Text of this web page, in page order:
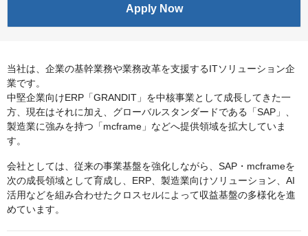
Apply Now
当社は、企業の基幹業務や業務改革を支援するITソリューション企
業です。
中堅企業向けERP「GRANDIT」を中核事業として成長してきた一
方、現在はそれに加え、グローバルスタンダードである「SAP」、
製造業に強みを持つ「mcframe」などへ提供領域を拡大していま
す。
会社としては、従来の事業基盤を強化しながら、SAP・mcframeを
次の成長領域として育成し、ERP、製造業向けソリューション、AI
活用などを組み合わせたクロスセルによって収益基盤の多様化を進
めています。